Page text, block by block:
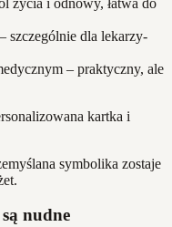
– szczególnie dla lekarzy-
– praktyczny, ale
symbolika zostaje
nudne